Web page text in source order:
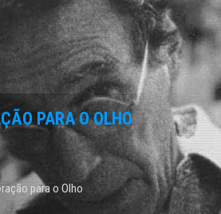
PARA O OLHO
para o Olho